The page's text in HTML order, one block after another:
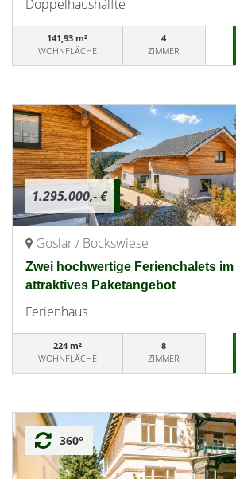
Doppelhaushälfte
141,93 m²
WOHNFLÄCHE
4
ZIMMER
1.295.000,- €
Goslar / Bockswiese
Zwei hochwertige Ferienchalets im
attraktives Paketangebot
Ferienhaus
224 m²
WOHNFLÄCHE
8
ZIMMER
360°